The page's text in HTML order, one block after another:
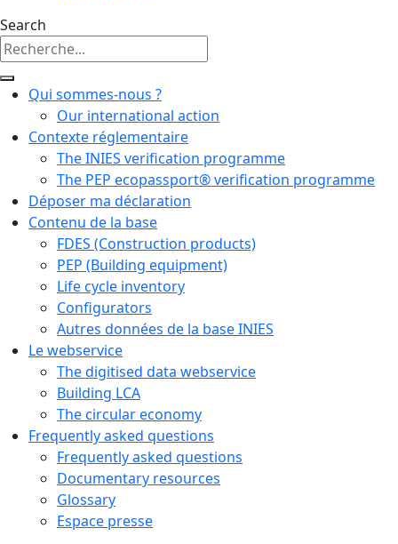
Search
Qui sommes-nous ?
Our international action
Contexte réglementaire
The INIES verification programme
The PEP ecopassport® verification programme
Déposer ma déclaration
Contenu de la base
FDES (Construction products)
PEP (Building equipment)
Life cycle inventory
Configurators
Autres données de la base INIES
Le webservice
The digitised data webservice
Building LCA
The circular economy
Frequently asked questions
Frequently asked questions
Documentary resources
Glossary
Espace presse